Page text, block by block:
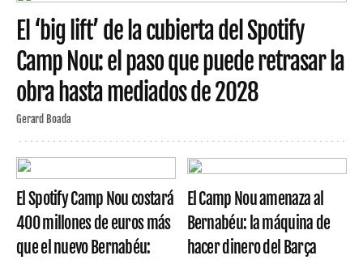
El ‘big lift’ de la cubierta del Spotify
Camp Nou: el paso que puede retrasar la
obra hasta mediados de 2028
Gerard Boada
El Spotify Camp Nou costará
400 millones de euros más
que el nuevo Bernabéu:
El Camp Nou amenaza al
Bernabéu: la máquina de
hacer dinero del Barça